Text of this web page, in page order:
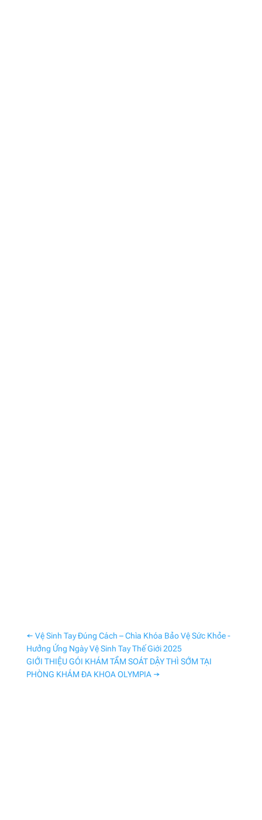
← Vệ Sinh Tay Đúng Cách – Chìa Khóa Bảo Vệ Sức Khỏe -
Hưởng Ứng Ngày Vệ Sinh Tay Thế Giới 2025
GIỚI THIỆU GÓI KHÁM TẦM SOÁT DẬY THÌ SỚM TẠI
PHÒNG KHÁM ĐA KHOA OLYMPIA→